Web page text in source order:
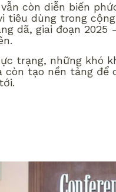
còn diễn biến
dùng trong
dã, giai đoạn
trạng, những khó
còn tạo nền tảng